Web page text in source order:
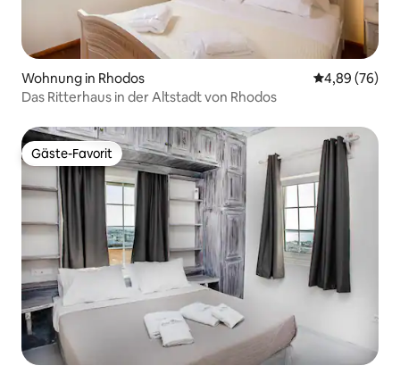
Wohnung in Rhodos
4,89 (76)
Das Ritterhaus in der Altstadt von Rhodos
Gäste-Favorit
Gäste-Favorit